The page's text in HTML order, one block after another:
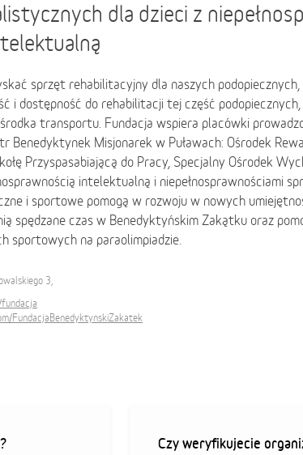
dla dzieci z
sprzęt rehabilitacyjny dla naszych
i dostępność do rehabilitacji tej część
środka transportu. Fundacja wspiera placówki
Benedyktynek Misjonarek w Puławach: Ośrodek
Przyspasabiającą do Pracy, Specjalny Ośrodek
intelektualną i niepełnosprawnościami
i sportowe pomogą w rozwoju w nowych
spędzane czas w Benedyktyńskim Zakątku oraz
sportowych na paraolimpiadzie.
3,
FundacjaBenedyktynskiZakatek
Czy weryfikujecie